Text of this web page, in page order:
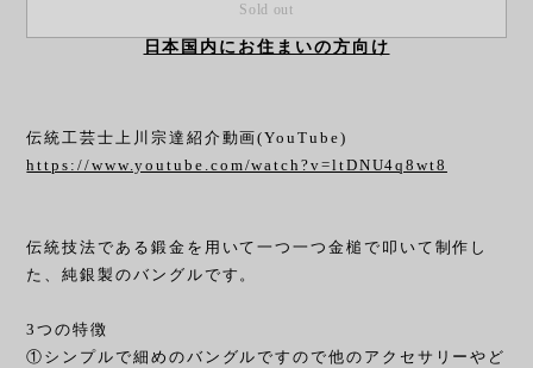
Sold out
日本国内にお住まいの方向け
伝統工芸士上川宗達紹介動画(YouTube)
https://www.youtube.com/watch?v=ltDNU4q8wt8
伝統技法である鍛金を用いて一つ一つ金槌で叩いて制作し
た、純銀製のバングルです。
3つの特徴
①シンプルで細めのバングルですので他のアクセサリーやど